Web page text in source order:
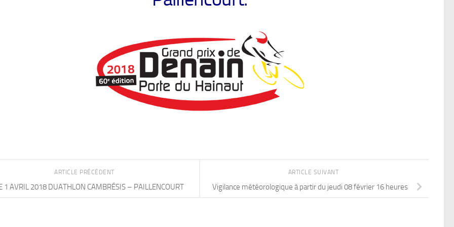
ARTICLE SUIVANT
Vigilance météorologique à partir du jeudi 08 février 16 heures
ARTICLE PRÉCÉDENT
1 AVRIL 2018 DUATHLON CAMBRÉSIS – PAILLENCOURT